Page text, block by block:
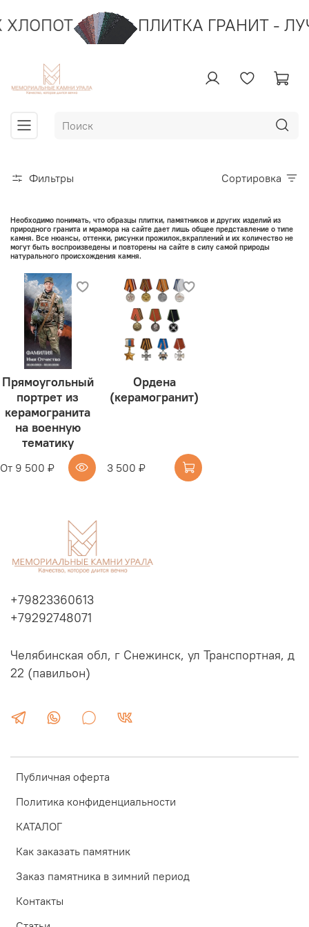
ПЛИТКА ГРАНИТ -
Фильтры Сортировка
Необходимо понимать, что образцы плитки, памятников и других изделий из
природного гранита и мрамора на сайте дает лишь общее представление о типе
камня. Все нюансы, оттенки, рисунки прожилок,вкраплений и их количество не
могут быть воспроизведены и повторены на сайте в силу самой природы
натурального происхождения камня.
Прямоугольный
портрет из
керамогранита
на военную
тематику
От 9 500 ₽
Ордена
(керамогранит)
3 500 ₽
Публичная оферта
Политика конфиденциальности
КАТАЛОГ
Как заказать памятник
Заказ памятника в зимний период
Контакты
+79823360613
+79292748071
Челябинская обл, г Снежинск, ул Транспортная, д
22 (павильон)